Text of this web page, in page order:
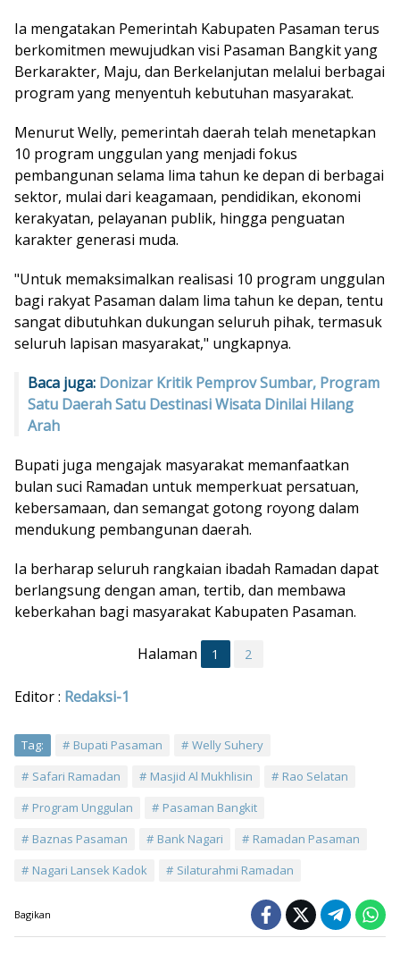
Ia mengatakan Pemerintah Kabupaten Pasaman terus
berkomitmen mewujudkan visi Pasaman Bangkit yang
Berkarakter, Maju, dan Berkelanjutan melalui berbagai
program yang menyentuh kebutuhan masyarakat.
Menurut Welly, pemerintah daerah telah menetapkan
10 program unggulan yang menjadi fokus
pembangunan selama lima tahun ke depan di berbagai
sektor, mulai dari keagamaan, pendidikan, ekonomi
kerakyatan, pelayanan publik, hingga penguatan
karakter generasi muda.
"Untuk memaksimalkan realisasi 10 program unggulan
bagi rakyat Pasaman dalam lima tahun ke depan, tentu
sangat dibutuhkan dukungan seluruh pihak, termasuk
seluruh lapisan masyarakat," ungkapnya.
Baca juga: Donizar Kritik Pemprov Sumbar, Program
Satu Daerah Satu Destinasi Wisata Dinilai Hilang
Arah
Bupati juga mengajak masyarakat memanfaatkan
bulan suci Ramadan untuk memperkuat persatuan,
kebersamaan, dan semangat gotong royong dalam
mendukung pembangunan daerah.
Ia berharap seluruh rangkaian ibadah Ramadan dapat
berlangsung dengan aman, tertib, dan membawa
keberkahan bagi masyarakat Kabupaten Pasaman.
Halaman 1 2
Editor : Redaksi-1
Tag: Bupati Pasaman
Welly Suhery
Safari Ramadan
Masjid Al Mukhlisin
Rao Selatan
Program Unggulan
Pasaman Bangkit
Baznas Pasaman
Bank Nagari
Ramadan Pasaman
Nagari Lansek Kadok
Silaturahmi Ramadan
Bagikan